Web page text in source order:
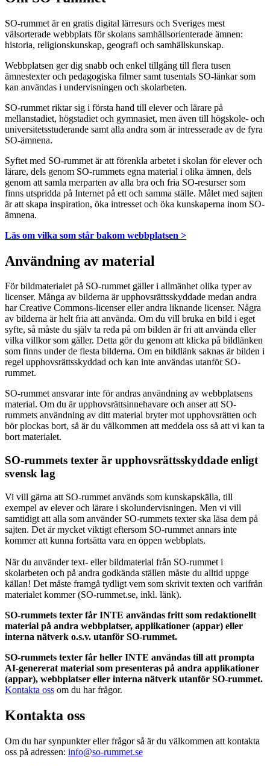
SO-rummet är en gratis digital lärresurs och Sveriges mest
välsorterade webbplats för skolans samhällsorienterade ämnen:
historia, religionskunskap, geografi och samhällskunskap.
Webbplatsen ger dig snabb och enkel tillgång till flera tusen
ämnestexter och pedagogiska filmer samt tusentals SO-länkar som
kan användas i undervisningen och skolarbeten.
SO-rummet riktar sig i första hand till elever och lärare på
mellanstadiet, högstadiet och gymnasiet, men även till högskole- och
universitetsstuderande samt alla andra som är intresserade av de fyra
SO-ämnena.
Syftet med SO-rummet är att förenkla arbetet i skolan för elever och
lärare, dels genom SO-rummets egna material i olika ämnen, dels
genom att samla merparten av alla bra och fria SO-resurser som
finns utspridda på Internet på ett och samma ställe. Målet med sajten
är att skapa inspiration, öka intresset och öka kunskaperna inom SO-
ämnena.
Läs om vilka som står bakom webbplatsen >
Användning av material
För bildmaterialet på SO-rummet gäller i allmänhet olika typer av
licenser. Många av bilderna är upphovsrättsskyddade medan andra
har Creative Commons-licenser eller andra liknande licenser. Några
av bilderna är helt fria att använda. Om du vill bruka en bild i eget
syfte, så måste du själv ta reda på om bilden är fri att använda eller
vilka villkor som gäller. Detta gör du genom att klicka på bildlänken
som finns under de flesta bilderna. Om en bildlänk saknas är bilden i
regel upphovsrättsskyddad och kan inte användas utanför SO-
rummet.
SO-rummet ansvarar inte för andras användning av webbplatsens
material. Om du är upphovsrättsinnehavare och anser att SO-
rummets användning av ditt material bryter mot upphovsrätten och
bör plockas bort, så är du välkommen att meddela oss så att vi kan ta
bort materialet.
SO-rummets texter är upphovsrättsskyddade enligt
svensk lag
Vi vill gärna att SO-rummet används som kunskapskälla, till
exempel av elever och lärare i skolundervisningen. Men vi vill
samtidigt att alla som använder SO-rummets texter ska läsa dem på
sajten. Det är mycket viktigt eftersom SO-rummet annars inte
kommer att kunna fortsätta vara en öppen webbplats.
När du använder text- eller bildmaterial från SO-rummet i
skolarbeten och på andra godkända ställen måste du alltid uppge
källan! Det måste framgå tydligt vem som skrivit texten och varifrån
materialet kommer (SO-rummet.se, inkl. länk).
SO-rummets texter får INTE användas fritt som redaktionellt
material på andra webbplatser, applikationer (appar) eller
interna nätverk o.s.v. utanför SO-rummet.
SO-rummets texter får heller INTE användas till att prompta
AI-genererat material som presenteras på andra applikationer
(appar), webbplatser eller interna nätverk utanför SO-rummet.
Kontakta oss om du har frågor.
Kontakta oss
Om du har synpunkter eller frågor så är du välkommen att kontakta
oss på adressen: info@so-rummet.se